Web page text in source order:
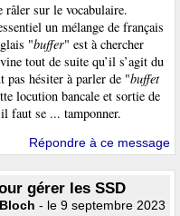
sur le vocabulaire.
un mélange de français
"buffer" est à chercher
tout de suite qu’il s’agit du
pas hésiter à parler de "buffet
locution bancale et sortie de
faut se ... tamponner.
Répondre à ce message
gérer les SSD
- le 9 septembre 2023